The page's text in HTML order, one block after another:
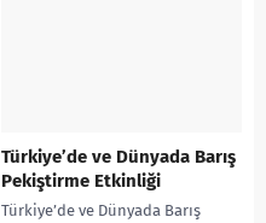
Türkiye’de ve Dünyada Barış
Pekiştirme Etkinliği
Türkiye’de ve Dünyada Barış